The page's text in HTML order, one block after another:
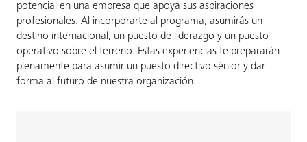
potencial en una empresa que apoya sus aspiraciones
profesionales. Al incorporarte al programa, asumirás un
destino internacional, un puesto de liderazgo y un puesto
operativo sobre el terreno. Estas experiencias te prepararán
plenamente para asumir un puesto directivo sénior y dar
forma al futuro de nuestra organización.